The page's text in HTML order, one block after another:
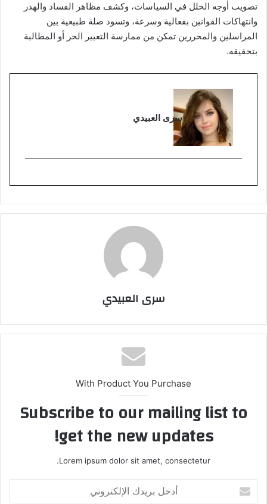
تصويب أوجه الخلل في السياسات، وكشف مظاهر الفساد والهدر
وانتهاكات القوانين بفعالية وسرعة، وتسود صلة طبيعية بين
المراسلين والمحررين تمكن من ممارسة التعبير الحر أو المطالبة
بتحقيقه.
سرى العبيدي
سرى العبيدي
With Product You Purchase
Subscribe to our mailing list to
get the new updates!
Lorem ipsum dolor sit amet, consectetur.
بريدك